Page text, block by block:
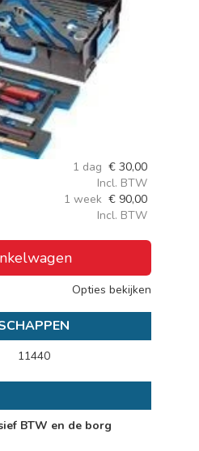
1 dag € 30,00
Incl. BTW
1 week € 90,00
Incl. BTW
Opties bekijken
11440
BTW en de borg